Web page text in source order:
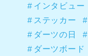
インタビュー
ステッカー
ダーツの日
ダーツボード